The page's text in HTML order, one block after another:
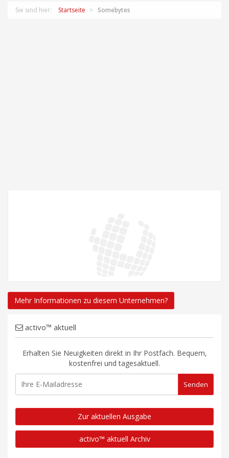
Sie sind hier: Startseite Somebytes
Mehr Informationen zu diesem Unternehmen?
activo™ aktuell
Erhalten Sie Neuigkeiten direkt in Ihr Postfach. Bequem,
kostenfrei und tagesaktuell.
Zur aktuellen Ausgabe
activo™ aktuell Archiv